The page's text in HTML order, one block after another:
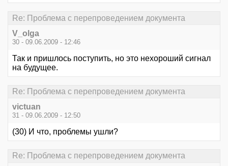
Re: Проблема с перепроведением документа
V_olga
30 - 09.06.2009 - 12:46
Так и пришлось поступить, но это нехороший сигнал
на будущее.
Re: Проблема с перепроведением документа
victuan
31 - 09.06.2009 - 12:50
(30) И что, проблемы ушли?
Re: Проблема с перепроведением документа